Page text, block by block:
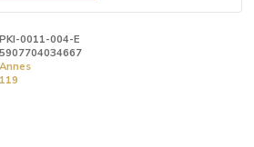
PKI-0011-004-E
5907704034667
Annes
119